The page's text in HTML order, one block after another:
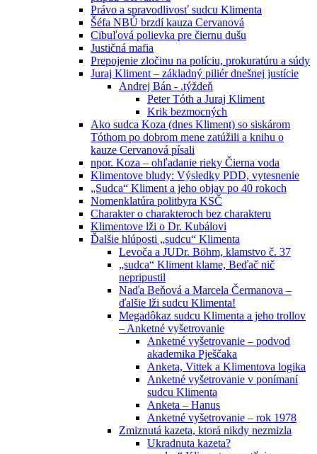
Právo a spravodlivosť sudcu Klimenta
Šéfa NBÚ brzdí kauza Cervanová
Cibuľová polievka pre čiernu dušu
Justičná mafia
Prepojenie zločinu na políciu, prokuratúru a súdy
Juraj Kliment – základný piliér dnešnej justície
Andrej Bán - .týždeň
Peter Tóth a Juraj Kliment
Krik bezmocných
Ako sudca Koza (dnes Kliment) so siskárom
Tóthom po dobrom mene zatúžili a knihu o
kauze Cervanová písali
npor. Koza – ohľadanie rieky Čierna voda
Klimentove bludy: Výsledky PDD, vytesnenie
„Sudca“ Kliment a jeho objav po 40 rokoch
Nomenklatúra politbyra KSČ
Charakter o charakteroch bez charakteru
Klimentove lži o Dr. Kubálovi
Ďalšie hlúposti „sudcu“ Klimenta
Levoča a JUDr. Böhm, klamstvo č. 37
„sudca“ Kliment klame, Beďač nič
nepripustil
Naďa Beňová a Marcela Čermanova –
ďalšie lži sudcu Klimenta!
Megadôkaz sudcu Klimenta a jeho trollov
– Anketné vyšetrovanie
Anketné vyšetrovanie – podvod
akademika Pješčaka
Anketa, Vittek a Klimentova logika
Anketné vyšetrovanie v ponímaní
sudcu Klimenta
Anketa – Hanus
Anketné vyšetrovanie – rok 1978
Zmiznutá kazeta, ktorá nikdy nezmizla
Ukradnuta kazeta?